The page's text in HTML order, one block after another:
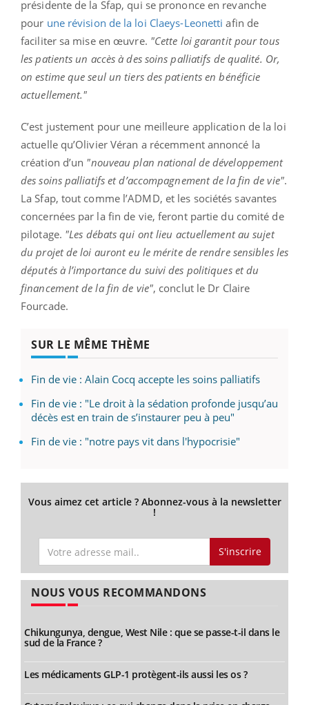
présidente de la Sfap, qui se prononce en revanche
pour une révision de la loi Claeys-Leonetti afin de
faciliter sa mise en œuvre. "Cette loi garantit pour tous
les patients un accès à des soins palliatifs de qualité. Or,
on estime que seul un tiers des patients en bénéficie
actuellement."
C’est justement pour une meilleure application de la loi
actuelle qu’Olivier Véran a récemment annoncé la
création d’un "nouveau plan national de développement
des soins palliatifs et d’accompagnement de la fin de vie".
La Sfap, tout comme l’ADMD, et les sociétés savantes
concernées par la fin de vie, feront partie du comité de
pilotage. "Les débats qui ont lieu actuellement au sujet
du projet de loi auront eu le mérite de rendre sensibles les
députés à l’importance du suivi des politiques et du
financement de la fin de vie", conclut le Dr Claire
Fourcade.
SUR LE MÊME THÈME
Fin de vie : Alain Cocq accepte les soins palliatifs
Fin de vie : "Le droit à la sédation profonde jusqu’au
décès est en train de s’instaurer peu à peu"
Fin de vie : "notre pays vit dans l'hypocrisie"
Vous aimez cet article ? Abonnez-vous à la newsletter
!
S'inscrire
NOUS VOUS RECOMMANDONS
Chikungunya, dengue, West Nile : que se passe-t-il dans le
sud de la France ?
Les médicaments GLP-1 protègent-ils aussi les os ?